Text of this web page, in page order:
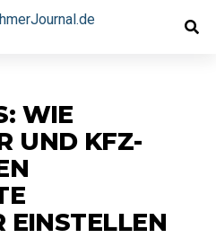
WIE
UND KFZ-
EINSTELLEN